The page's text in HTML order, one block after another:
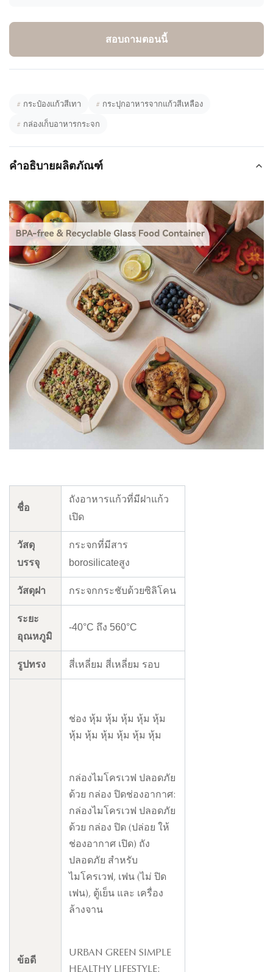
สอบถามตอนนี้
# กระป๋องแก้วสีเทา # กระปุกอาหารจากแก้วสีเหลือง
# กล่องเก็บอาหารกระจก
คำอธิบายผลิตภัณฑ์
ชื่อ
ถังอาหารแก้วที่มีฝาแก้ว
เปิด
วัสดุ
บรรจุ
กระจกที่มีสาร
borosilicateสูง
วัสดุฝา กระจกกระชับด้วยซิลิโคน
ระยะ
อุณหภูมิ
-40°C ถึง 560°C
รูปทรง สี่เหลี่ยม สี่เหลี่ยม รอบ
ข้อดี
ช่อง หุ้ม หุ้ม หุ้ม หุ้ม หุ้ม
หุ้ม หุ้ม หุ้ม หุ้ม หุ้ม หุ้ม
กล่องไมโครเวฟ ปลอดภัย
ด้วย กล่อง ปิดช่องอากาศ:
กล่องไมโครเวฟ ปลอดภัย
ด้วย กล่อง ปิด (ปล่อย ให้
ช่องอากาศ เปิด) ถัง
ปลอดภัย สําหรับ
ไมโครเวฟ, เฟน (ไม่ ปิด
เฟน), ตู้เย็น และ เครื่อง
ล้างจาน
URBAN GREEN SIMPLE
HEALTHY LIFESTYLE: